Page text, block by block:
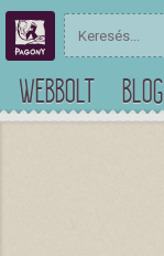
WEBBOLT BLOG